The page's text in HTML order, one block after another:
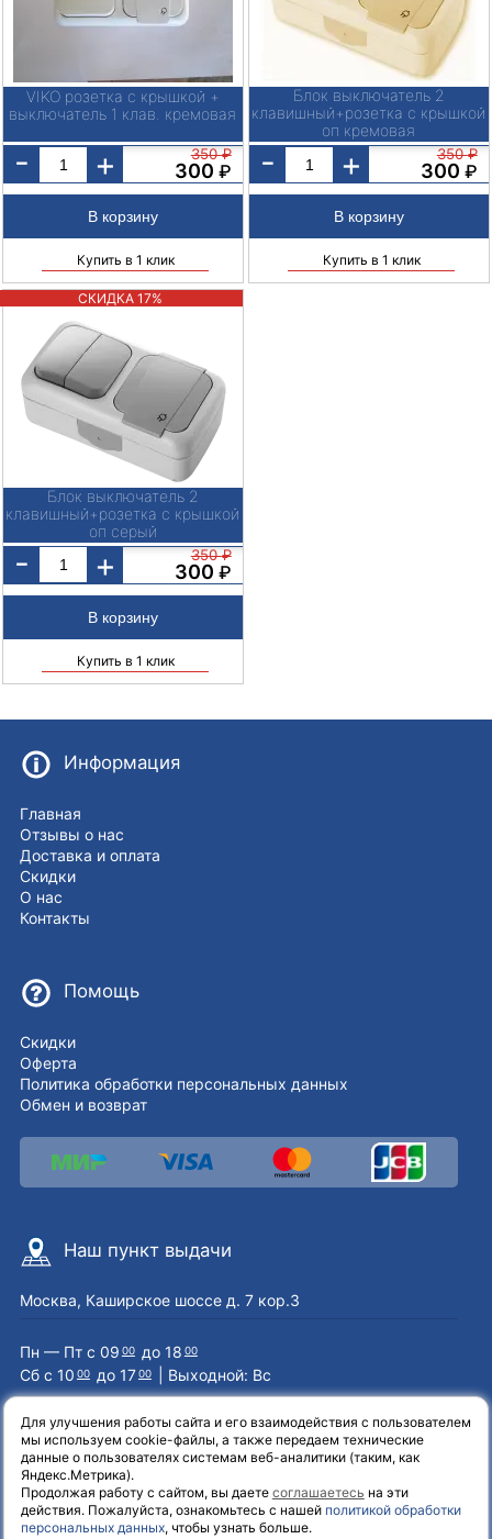
VIKO розетка с крышкой +
выключатель 1 клав. кремовая
- + 350₽
300 ₽
Купить в 1 клик
Блок выключатель 2
клавишный+розетка с крышкой
оп кремовая
- + 350₽
300 ₽
Купить в 1 клик
СКИДКА 17%
Блок выключатель 2
клавишный+розетка с крышкой
оп серый
- + 350₽
300 ₽
Купить в 1 клик
Информация
Главная
Отзывы о нас
Доставка и оплата
Скидки
О нас
Контакты
Помощь
Скидки
Оферта
Политика обработки персональных данных
Обмен и возврат
Наш пункт выдачи
Москва, Каширское шоссе д. 7 кор.3
Пн — Пт с 09 00 до 18 00
Сб с 10 00 до 1700 | Выходной: Вс
Наши контакты
8 (800) 551-72-71
info@el-one.ru
Для улучшения работы сайта и его взаимодействия с пользователем
мы используем cookie-файлы, а также передаем технические
данные о пользователях системам веб-аналитики (таким, как
Яндекс.Метрика).
Продолжая работу с сайтом, вы даете соглашаетесь на эти
действия. Пожалуйста, ознакомьтесь с нашей политикой обработки
персональных данных, чтобы узнать больше.